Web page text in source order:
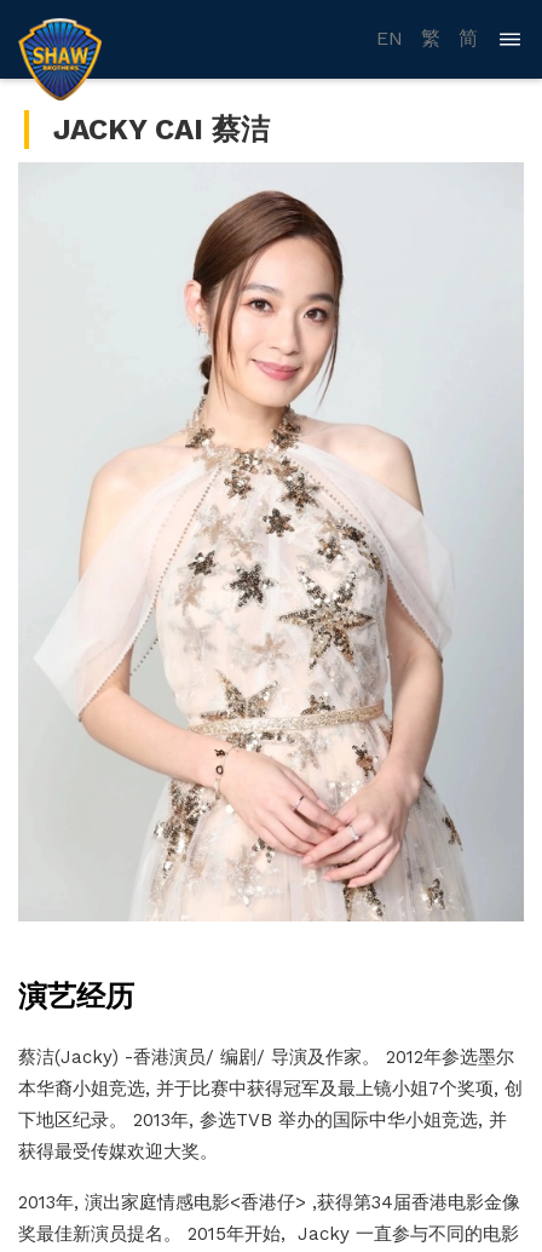
EN 繁 简
JACKY CAI 蔡洁
演艺经历
蔡洁(Jacky) -香港演员/ 编剧/ 导演及作家。 2012年参选墨尔
本华裔小姐竞选, 并于比赛中获得冠军及最上镜小姐7个奖项, 创
下地区纪录。 2013年, 参选TVB 举办的国际中华小姐竞选, 并
获得最受传媒欢迎大奖。
2013年, 演出家庭情感电影<香港仔> ,获得第34届香港电影金像
奖最佳新演员提名。 2015年开始, Jacky 一直参与不同的电影